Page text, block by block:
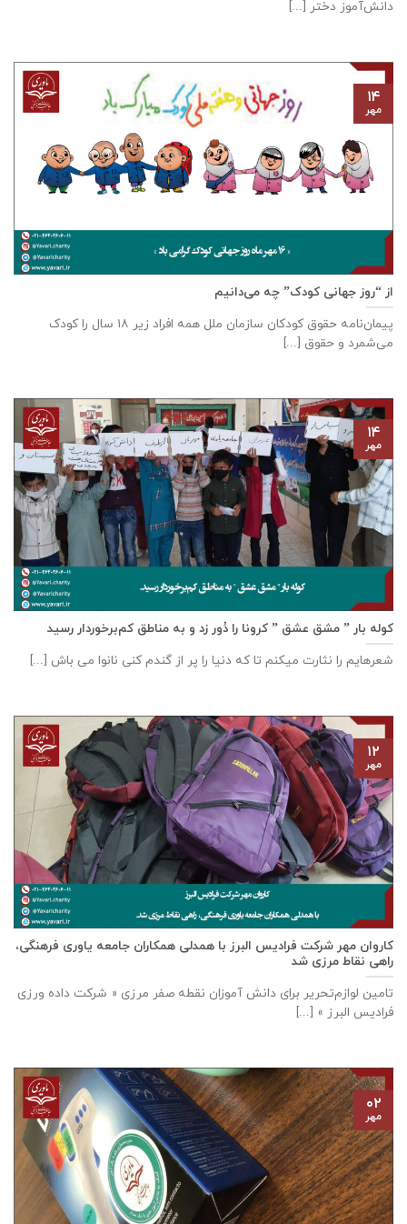
دانش‌آموز دختر [...]
از “روز جهانی کودک” چه می‌دانیم
پیمان‌نامه‌ حقوق کودکان سازمان ملل همه‌ افراد زیر ۱۸ سال را کودک
می‌شمرد و حقوق [...]
۱۴
مهر
کوله بار ” مشق عشق ” کرونا را دُور زد و به مناطق کم‌برخوردار رسید
شعرهایم را نثارت میکنم تا که دنیا را پر از گندم کنی نانوا می باش [...]
۱۴
مهر
كاروان مهر شرکت فرادیس البرز با همدلی همکاران جامعه یاوری فرهنگی،
راهی نقاط مرزی شد
تامين لوازم‌تحرير برای دانش آموزان نقطه صفر مرزی « شرکت داده ورزی
فراديس البرز » [...]
۱۲
مهر
۰۲
مهر